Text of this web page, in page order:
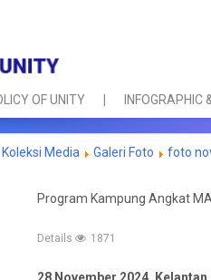
OF UNITY INFOGRAPHIC
Koleksi Media Galeri Foto foto
Program Kampung Angkat
Details 1871